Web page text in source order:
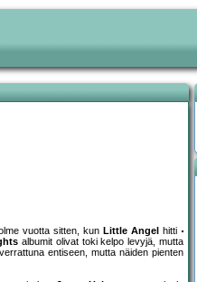
vuotta sitten, kun Little Angel
hitti
albumit olivat toki kelpo levyjä, mutta
entiseen, mutta näiden pienten